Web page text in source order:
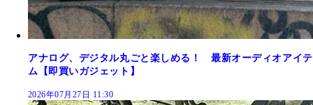
アナログ、デジタル丸ごと楽しめる！ 最新オーディオアイテ
ム【即買いガジェット】
2026年07月27日 11:30